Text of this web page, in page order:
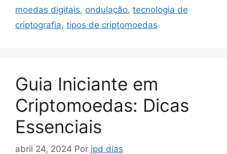
moedas digitais, ondulação, tecnologia de
criptografia, tipos de criptomoedas
Guia Iniciante em
Criptomoedas: Dicas
Essenciais
abril 24, 2024 Por jpd dias